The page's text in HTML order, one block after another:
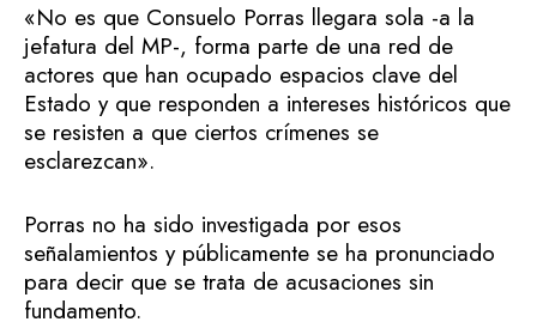
«No es que Consuelo Porras llegara sola -a la
jefatura del MP-, forma parte de una red de
actores que han ocupado espacios clave del
Estado y que responden a intereses históricos que
se resisten a que ciertos crímenes se
esclarezcan».
Porras no ha sido investigada por esos
señalamientos y públicamente se ha pronunciado
para decir que se trata de acusaciones sin
fundamento.